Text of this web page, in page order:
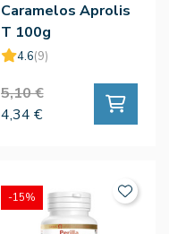
Caramelos Aprolis
T 100g
4.6(9)
5,10 €
4,34 €
-15%